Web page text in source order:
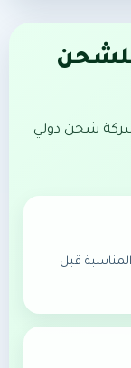
للشحن
شركة شحن دولي
قبل